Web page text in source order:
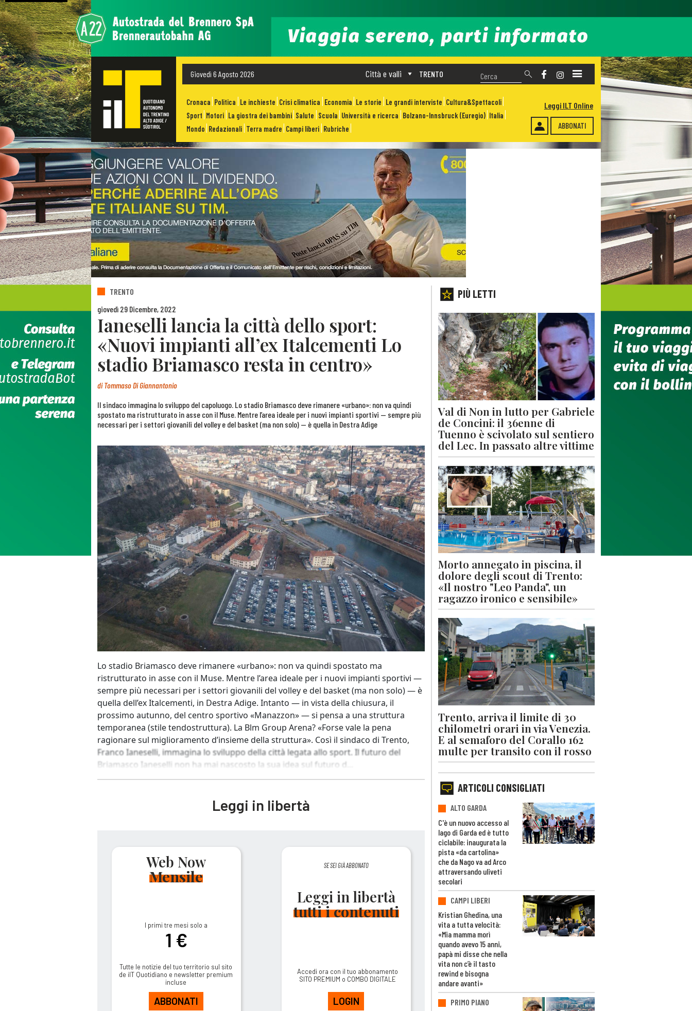
Giovedì 6 Agosto 2026 TRENTO
Città e valli
Cronaca Politica Le inchieste Crisi climatica Economia Le storie Le grandi interviste Cultura&Spettacoli
Sport Motori La giostra dei bambini Salute Scuola Università e ricerca Bolzano-Innsbruck (Euregio) Italia
Mondo Redazionali Terra madre Campi liberi Rubriche ABBONATI
Leggi ILT Online
TRENTO
giovedì 29 Dicembre, 2022
Ianeselli lancia la città dello sport:
«Nuovi impianti all’ex Italcementi Lo
stadio Briamasco resta in centro»
diTommaso Di Giannantonio
Il sindaco immagina lo sviluppo del capoluogo. Lo stadio Briamasco deve rimanere «urbano»: non va quindi
spostato ma ristrutturato in asse con il Muse. Mentre l’area ideale per i nuovi impianti sportivi — sempre più
necessari per i settori giovanili del volley e del basket (ma non solo) — è quella in Destra Adige
Lo stadio Briamasco deve rimanere «urbano»: non va quindi spostato ma
ristrutturato in asse con il Muse. Mentre l’area ideale per i nuovi impianti sportivi —
sempre più necessari per i settori giovanili del volley e del basket (ma non solo) — è
quella dell’ex Italcementi, in Destra Adige. Intanto — in vista della chiusura, il
prossimo autunno, del centro sportivo «Manazzon» — si pensa a una struttura
temporanea (stile tendostruttura). La Blm Group Arena? «Forse vale la pena
ragionare sul miglioramento d’insieme della struttura». Così il sindaco di Trento,
Franco Ianeselli, immagina lo sviluppo della città legata allo sport. Il futuro del
Briamasco Ianeselli non ha mai nascosto la sua idea sul futuro d...
Leggi in libertà
Web Now
Mensile
I primi tre mesi solo a
1 €
Tutte le notizie del tuo territorio sul sito
de ilT Quotidiano e newsletter premium
incluse
ABBONATI
SE SEI GIÀ ABBONATO
Leggi in libertà
tutti i contenuti
Accedi ora con il tuo abbonamento
SITO PREMIUM o COMBO DIGITALE
LOGIN
PIÙ LETTI
Val di Non in lutto per Gabriele
de Concini: il 36enne di
Tuenno è scivolato sul sentiero
del Lec. In passato altre vittime
Morto annegato in piscina, il
dolore degli scout di Trento:
«Il nostro "Leo Panda", un
ragazzo ironico e sensibile»
Trento, arriva il limite di 30
chilometri orari in via Venezia.
E al semaforo del Corallo 162
multe per transito con il rosso
ARTICOLI CONSIGLIATI
ALTO GARDA
C'è un nuovo accesso al
lago di Garda ed è tutto
ciclabile: inaugurata la
pista «da cartolina»
che da Nago va ad Arco
attraversando uliveti
secolari
CAMPI LIBERI
Kristian Ghedina, una
vita a tutta velocità:
«Mia mamma morì
quando avevo 15 anni,
papà mi disse che nella
vita non c’è il tasto
rewind e bisogna
andare avanti»
PRIMO PIANO